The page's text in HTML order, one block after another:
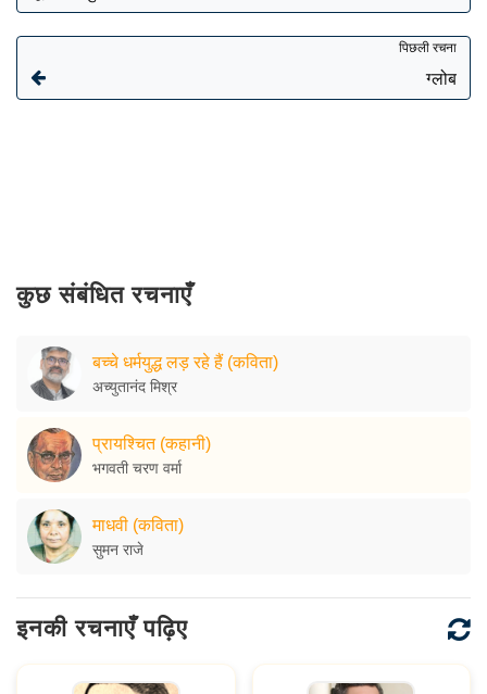
पिछली रचना
ग्लोब
कुछ संबंधित रचनाएँ
बच्चे धर्मयुद्ध लड़ रहे हैं (कविता)
अच्युतानंद मिश्र
प्रायश्चित (कहानी)
भगवती चरण वर्मा
माधवी (कविता)
सुमन राजे
इनकी रचनाएँ पढ़िए